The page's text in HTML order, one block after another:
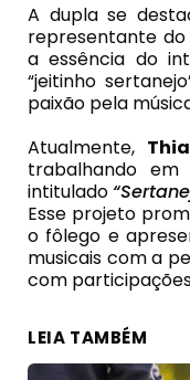
A dupla se
representante
a essência do
“jeitinho
paixão pela
Atualmente,
trabalhando
intitulado
Esse projeto
o fôlego e
musicais com a
com
LEIA TAMBÉM